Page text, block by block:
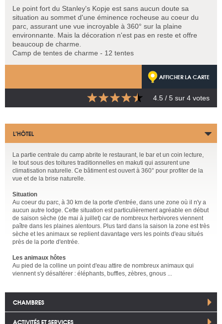
Le point fort du Stanley's Kopje est sans aucun doute sa
situation au sommet d'une éminence rocheuse au coeur du
parc, assurant une vue incroyable à 360° sur la plaine
environnante. Mais la décoration n'est pas en reste et offre
beaucoup de charme.
Camp de tentes de charme - 12 tentes
AFFICHER LA CARTE
4.5 / 5 sur 4 votes
L’HÔTEL
La partie centrale du camp abrite le restaurant, le bar et un coin lecture,
le tout sous des toitures traditionnelles en makuti qui assurent une
climatisation naturelle. Ce bâtiment est ouvert à 360° pour profiter de la
vue et de la brise naturelle.
Situation
Au coeur du parc, à 30 km de la porte d'entrée, dans une zone où il n'y a
aucun autre lodge. Cette situation est particulièrement agréable en début
de saison sèche (de mai à juillet) car de nombreux herbivores viennent
paître dans les plaines alentours. Plus tard dans la saison la zone est très
sèche et les animaux se replient davantage vers les points d'eau situés
près de la porte d'entrée.
Les animaux hôtes
Au pied de la colline un point d'eau attire de nombreux animaux qui
viennent s'y désaltérer : éléphants, buffles, zèbres, gnous ...
CHAMBRES
ACTIVITÉS ET SERVICES